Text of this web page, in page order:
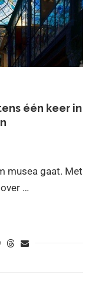
één keer in
musea gaat. Met
…